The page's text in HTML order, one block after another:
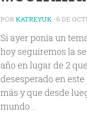
PORKATREYUK · 6 DE
Si ayer ponía un
hoy seguiremos la
año en lugar de 2
desesperado en este
más y que desde
mundo…